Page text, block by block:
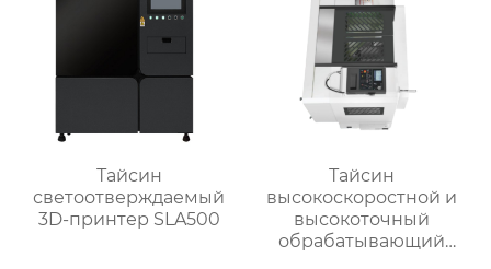
Тайсин
светоотверждаемый
3D-принтер SLA500
Тайсин
высокоскоростной и
высокоточный
обрабатывающий